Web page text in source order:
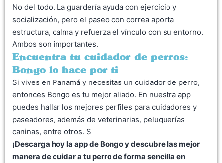
No del todo. La guardería ayuda con ejercicio y
socialización, pero el paseo con correa aporta
estructura, calma y refuerza el vínculo con su entorno.
Ambos son importantes.
Encuentra tu cuidador de perros:
Bongo lo hace por ti
Si vives en Panamá y necesitas un cuidador de perro,
entonces Bongo es tu mejor aliado. En nuestra app
puedes hallar los mejores perfiles para cuidadores y
paseadores, además de veterinarias, peluquerías
caninas, entre otros. S
¡Descarga hoy la app de Bongo y descubre las mejor
manera de cuidar a tu perro de forma sencilla en